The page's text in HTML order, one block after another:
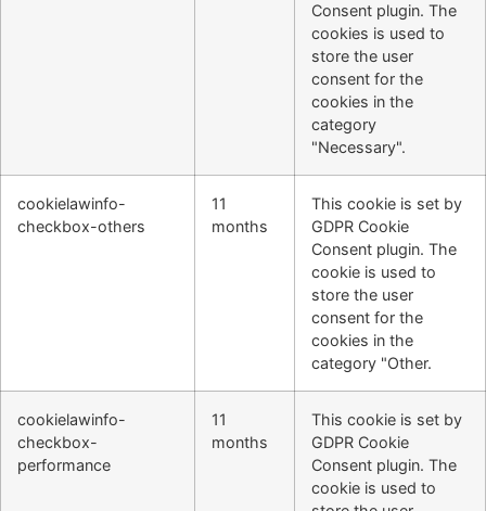
Consent plugin. The
cookies is used to
store the user
consent for the
cookies in the
category
"Necessary".
cookielawinfo-
checkbox-others
11
months
This cookie is set by
GDPR Cookie
Consent plugin. The
cookie is used to
store the user
consent for the
cookies in the
category "Other.
cookielawinfo-
checkbox-
performance
11
months
This cookie is set by
GDPR Cookie
Consent plugin. The
cookie is used to